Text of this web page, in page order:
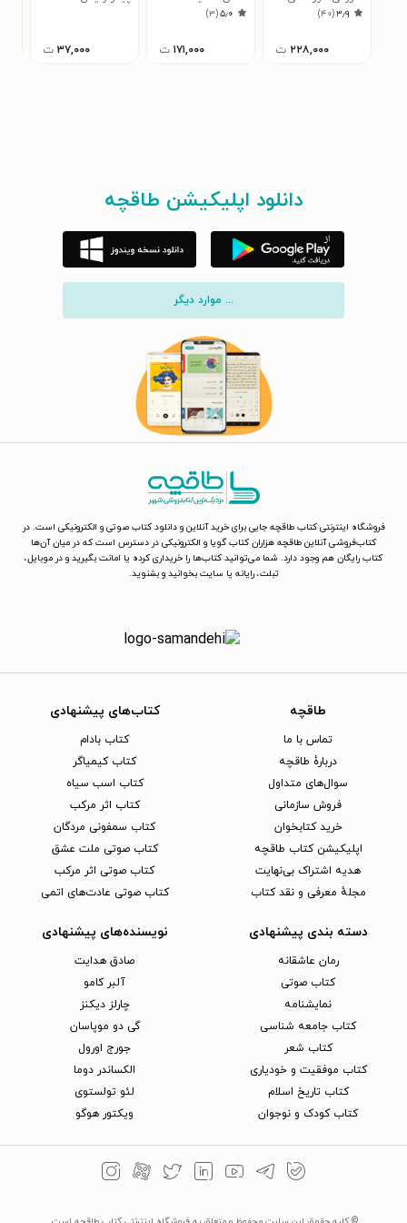
۳٫۹(۴۰)
۲۲۸,۰۰۰ ت
۵٫۰(۳)
۱۷۱,۰۰۰ ت ۳۷,۰۰۰ ت
دانلود اپلیکیشن طاقچه
... موارد دیگر
فروشگاه اینترنتی کتاب طاقچه جایی برای خرید آنلاین و دانلود کتاب صوتی و الکترونیکی است. در
کتاب‌فروشی آنلاین طاقچه هزاران کتاب گویا و الکترونیکی در دسترس است که در میان آن‌ها
کتاب رایگان هم وجود دارد. شما می‌توانید کتاب‌ها را خریداری کرده یا امانت بگیرید و در موبایل،
تبلت، رایانه یا سایت بخوانید و بشنوید.
طاقچه
تماس با ما
دربارهٔ طاقچه
سوال‌های متداول
فروش سازمانی
خرید کتابخوان
اپلیکیشن کتاب طاقچه
هدیه اشتراک بی‌نهایت
مجلهٔ معرفی و نقد کتاب
کتاب‌های پیشنهادی
کتاب بادام
کتاب کیمیاگر
کتاب اسب سیاه
کتاب اثر مرکب
کتاب سمفونی مردگان
کتاب صوتی ملت عشق
کتاب صوتی اثر مرکب
کتاب صوتی عادت‌های اتمی
دسته بندی پیشنهادی
رمان عاشقانه
کتاب‌ صوتی
نمایشنامه
کتاب جامعه شناسی
کتاب شعر
کتاب موفقیت و خودیاری
کتاب تاریخ اسلام
کتاب کودک و نوجوان
نویسنده‌های پیشنهادی
صادق هدایت
آلبر کامو
چارلز دیکنز
گی دو موپاسان
جورج اورول
الکساندر دوما
لئو تولستوی
ویکتور هوگو